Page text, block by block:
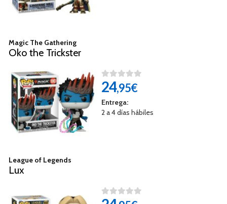
Magic The Gathering
Oko the Trickster
24,95€
Entrega:
2 a 4 días hábiles
League of Legends
Lux